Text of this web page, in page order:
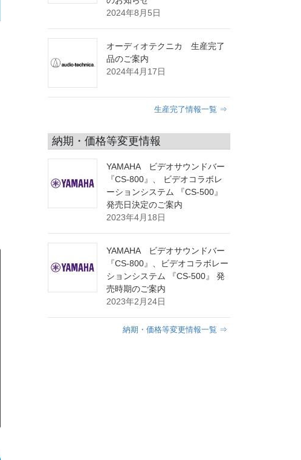
2024年8月5日
オーディオテクニカ 生産完了
品のご案内
2024年4月17日
生産完了情報一覧 ⇒
納期・価格等変更情報
YAMAHA ビデオサウンドバー
『CS-800』、 ビデオコラボレ
ーションシステム 『CS-500』
発売日決定のご案内
2023年4月18日
YAMAHA ビデオサウンドバー
『CS-800』、ビデオコラボレー
ションシステム 『CS-500』 発
売時期のご案内
2023年2月24日
納期・価格等変更情報一覧 ⇒